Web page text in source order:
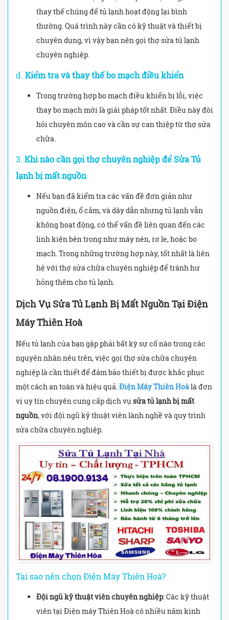
thay thế chúng để tủ lạnh hoạt động lại bình
thường. Quá trình này cần có kỹ thuật và thiết bị
chuyên dụng, vì vậy bạn nên gọi thợ sửa tủ lạnh
chuyên nghiệp.
d. Kiểm tra và thay thế bo mạch điều khiển
Trong trường hợp bo mạch điều khiển bị lỗi, việc
thay bo mạch mới là giải pháp tốt nhất. Điều này đòi
hỏi chuyên môn cao và cần sự can thiệp từ thợ sửa
chữa.
3. Khi nào cần gọi thợ chuyên nghiệp đểSửa Tủ
lạnh bị mất nguồn
Nếu bạn đã kiểm tra các vấn đề đơn giản như
nguồn điện, ổ cắm, và dây dẫn nhưng tủ lạnh vẫn
không hoạt động, có thể vấn đề liên quan đến các
linh kiện bên trong như máy nén, rơ le, hoặc bo
mạch. Trong những trường hợp này, tốt nhất là liên
hệ với thợ sửa chữa chuyên nghiệp để tránh hư
hỏng thêm cho tủ lạnh.
Dịch Vụ Sửa Tủ Lạnh Bị Mất NguồnTại Điện
Máy Thiên Hoà
Nếu tủ lạnh của bạn gặp phải bất kỳ sự cố nào trong các
nguyên nhân nêu trên, việc gọi thợ sửa chữa chuyên
nghiệp là cần thiết để đảm bảo thiết bị được khắc phục
một cách an toàn và hiệu quả. Điện Máy Thiên Hoàlà đơn
vị uy tín chuyên cung cấp dịch vụ sửa tủ lạnh bị mất
nguồn, với đội ngũ kỹ thuật viên lành nghề và quy trình
sửa chữa chuyên nghiệp.
Tại sao nên chọn Điện Máy Thiên Hoà?
Đội ngũ kỹ thuật viên chuyên nghiệp: Các kỹ thuật
viên tại Điện máy Thiên Hoà có nhiều năm kinh